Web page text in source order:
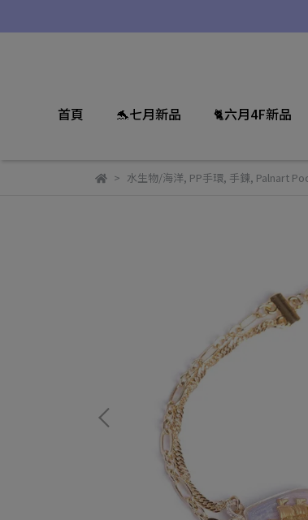
首頁 🐬七月新品 🐈六月4F新品
水生物/海洋, PP手環, 手鍊, Palnart